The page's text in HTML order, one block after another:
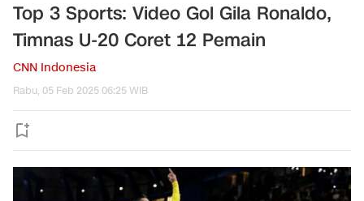
Top 3 Sports: Video Gol Gila Ronaldo,
Timnas U-20 Coret 12 Pemain
CNN Indonesia
Rabu, 05 Feb 2025 06:25 WIB